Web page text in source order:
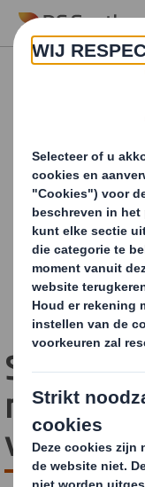
Skip to main content
Sandvik
met
van DS